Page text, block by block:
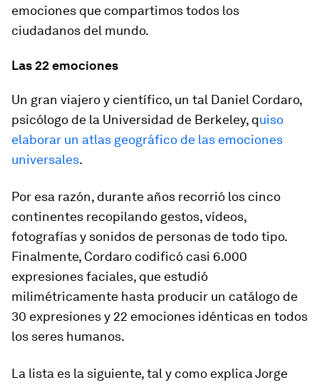
emociones que compartimos todos los
ciudadanos del mundo.
Las 22 emociones
Un gran viajero y científico, un tal Daniel Cordaro,
psicólogo de la Universidad de Berkeley, quiso
elaborar un atlas geográfico de las emociones
universales.
Por esa razón, durante años recorrió los cinco
continentes recopilando gestos, vídeos,
fotografías y sonidos de personas de todo tipo.
Finalmente, Cordaro codificó casi 6.000
expresiones faciales, que estudió
milimétricamente hasta producir un catálogo de
30 expresiones y 22 emociones idénticas en todos
los seres humanos.
La lista es la siguiente, tal y como explica Jorge